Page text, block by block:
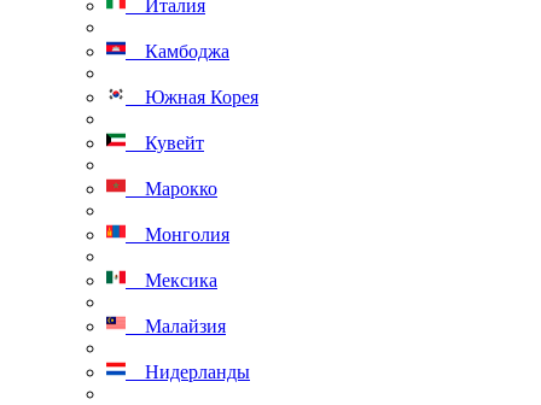
Италия
Камбоджа
Южная Корея
Кувейт
Марокко
Монголия
Мексика
Малайзия
Нидерланды